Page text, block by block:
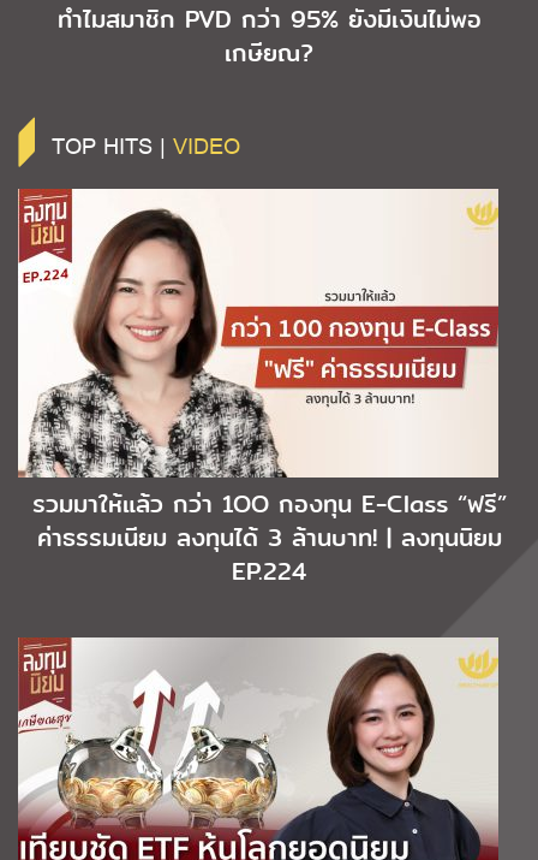
ทำไมสมาชิก PVD กว่า 95% ยังมีเงินไม่พอ
เกษียณ?
TOP HITS | VIDEO
รวมมาให้แล้ว กว่า 1OO กองทุน E-Class “ฟรี”
ค่าธรรมเนียม ลงทุนได้ 3 ล้านบาท! | ลงทุนนิยม
EP.224